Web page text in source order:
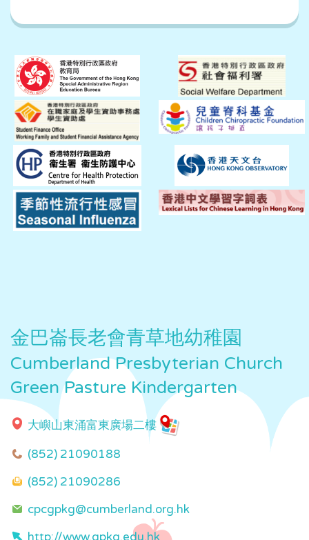
金巴崙長老會青草地幼稚園
Cumberland Presbyterian Church
Green Pasture Kindergarten
大嶼山東涌富東廣場二樓
(852) 21090188
(852) 21090286
cpcgpkg@cumberland.org.hk
http://www.gpkg.edu.hk